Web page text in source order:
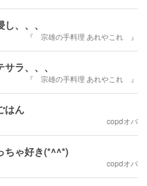
、、、
『 宗雄の手料理 あれやこれ 』
ラ、、、
『 宗雄の手料理 あれやこれ 』
はん
copdオバ
ちゃ好き(*^^*)
copdオバ